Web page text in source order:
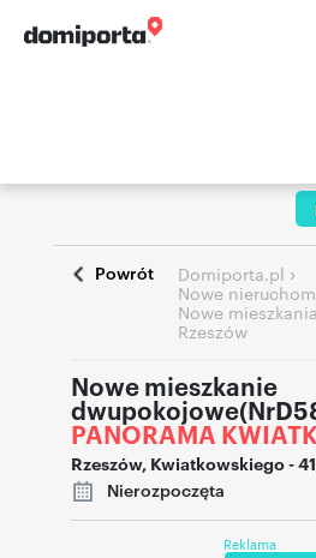
Powrót Domiporta.pl ›
Nowe
Nowe mieszkania
Rzeszów
Nowe mieszkanie
PANORAMA
Rzeszów, Kwiatkowskiego-
Nierozpoczęta
Reklama